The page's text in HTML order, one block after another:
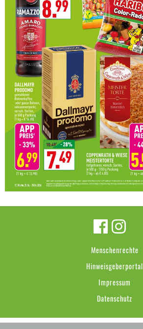
Menschenrechte
Hinweisgeberportal
Impressum
Datenschutz